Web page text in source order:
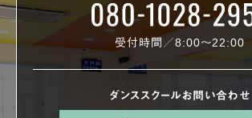
受付時間／8:00〜22:00
ダンススクールお問い合わせ